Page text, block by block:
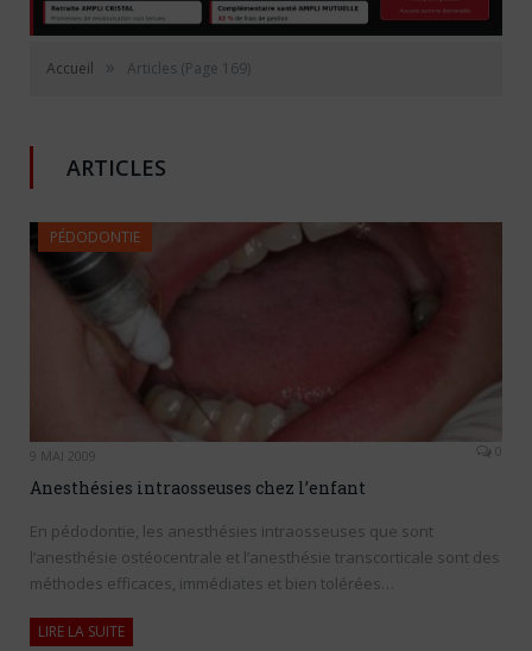
Accueil » Articles (Page 169)
ARTICLES
PÉDODONTIE
9 MAI 2009 0
Anesthésies intraosseuses chez l’enfant
En pédodontie, les anesthésies intraosseuses que sont
l’anesthésie ostéocentrale et l’anesthésie transcorticale sont des
méthodes efficaces, immédiates et bien tolérées…
LIRE LA SUITE